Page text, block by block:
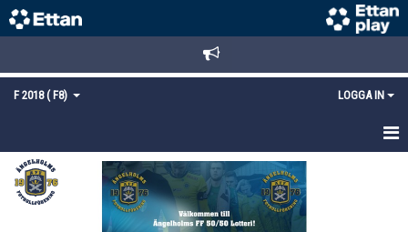
F 2018 ( F8) LOGGA IN
HEM
NYHETER